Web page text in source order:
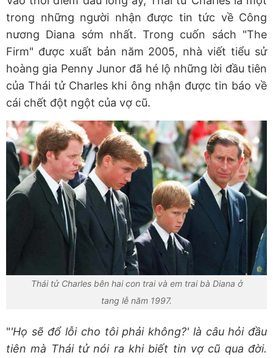
trong những người nhận được tin tức về Công
nương Diana sớm nhất. Trong cuốn sách "The
Firm" được xuất bản năm 2005, nhà viết tiểu sử
hoàng gia Penny Junor đã hé lộ những lời đầu tiên
của Thái tử Charles khi ông nhận được tin báo về
cái chết đột ngột của vợ cũ.
Thái tử Charles bên hai con trai và em trai bà Diana ở
tang lễ năm 1997.
"'Họ sẽ đổ lỗi cho tôi phải không?' là câu hỏi đầu
tiên mà Thái tử nói ra khi biết tin vợ cũ qua đời.